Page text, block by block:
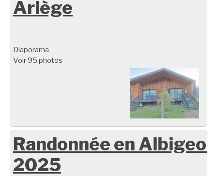
Ariège
Diaporama
Voir 95 photos
Randonnée en
2025